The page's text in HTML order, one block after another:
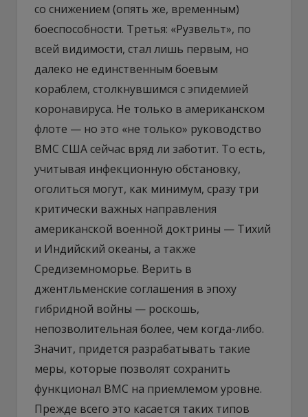
со снижением (опять же, временным)
боеспособности. Третья: «Рузвельт», по
всей видимости, стал лишь первым, но
далеко не единственным боевым
кораблем, столкнувшимся с эпидемией
коронавируса. Не только в американском
флоте — но это «не только» руководство
ВМС США сейчас вряд ли заботит. То есть,
учитывая инфекционную обстановку,
оголиться могут, как минимум, сразу три
критически важных направления
американской военной доктрины — Тихий
и Индийский океаны, а также
Средиземноморье. Верить в
джентльменские соглашения в эпоху
гибридной войны — роскошь,
непозволительная более, чем когда-либо.
Значит, придется разрабатывать такие
меры, которые позволят сохранить
функционал ВМС на приемлемом уровне.
Прежде всего это касается таких типов